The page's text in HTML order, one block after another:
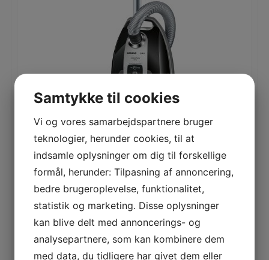
SIEMENS Q 8.0 EXTREMEPOWER
LÆS MERE
Samtykke til cookies
Vi og vores samarbejdspartnere bruger
teknologier, herunder cookies, til at
indsamle oplysninger om dig til forskellige
formål, herunder: Tilpasning af annoncering,
bedre brugeroplevelse, funktionalitet,
statistik og marketing. Disse oplysninger
kan blive delt med annoncerings- og
analysepartnere, som kan kombinere dem
med data, du tidligere har givet dem eller